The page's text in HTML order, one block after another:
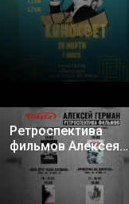
Ретроспектива
фильмов Алексея
Германа в
кинотеатре
«Ракета»